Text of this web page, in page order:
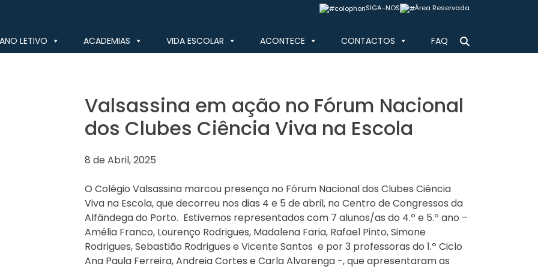
SIGA-NOS Área Reservada
ANO LETIVO ACADEMIAS VIDA ESCOLAR ACONTECE CONTACTOS FAQ
Valsassina em ação no Fórum Nacional
dos Clubes Ciência Viva na Escola
8 de Abril, 2025
O Colégio Valsassina marcou presença no Fórum Nacional dos Clubes Ciência
Viva na Escola, que decorreu nos dias 4 e 5 de abril, no Centro de Congressos da
Alfândega do Porto. Estivemos representados com 7 alunos/as do 4.º e 5.º ano –
Amélia Franco, Lourenço Rodrigues, Madalena Faria, Rafael Pinto, Simone
Rodrigues, Sebastião Rodrigues e Vicente Santos  e por 3 professoras do 1.º Ciclo 
Ana Paula Ferreira, Andreia Cortes e Carla Alvarenga -, que apresentaram as